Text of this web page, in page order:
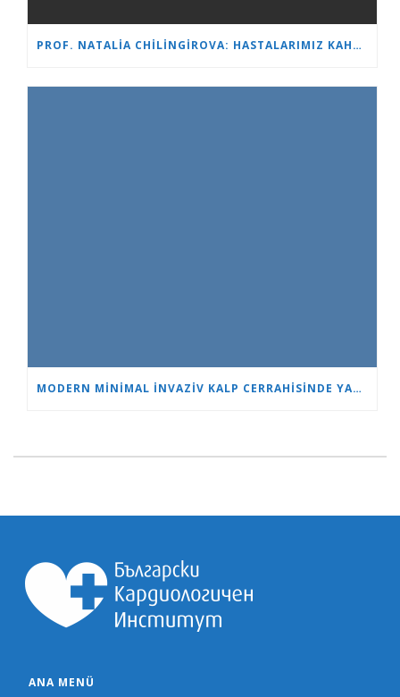
PROF. NATALIA CHILINGIROVA: HASTALARIMIZ KAHRAMAN VE BIZ ONLARA DAHA HIZLI VE DAHA KOLAY BAŞA ÇIKMALARINDA YARDIMCI OLUYORUZ
MODERN MINIMAL INVAZIV KALP CERRAHISINDE YAŞ SADECE BIR SAYIDIR
ANA MENÜ